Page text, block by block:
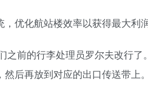
优化航站楼效率以获得最大利
前的行李处理员罗尔夫改行了
后再放到对应的出口传送带上